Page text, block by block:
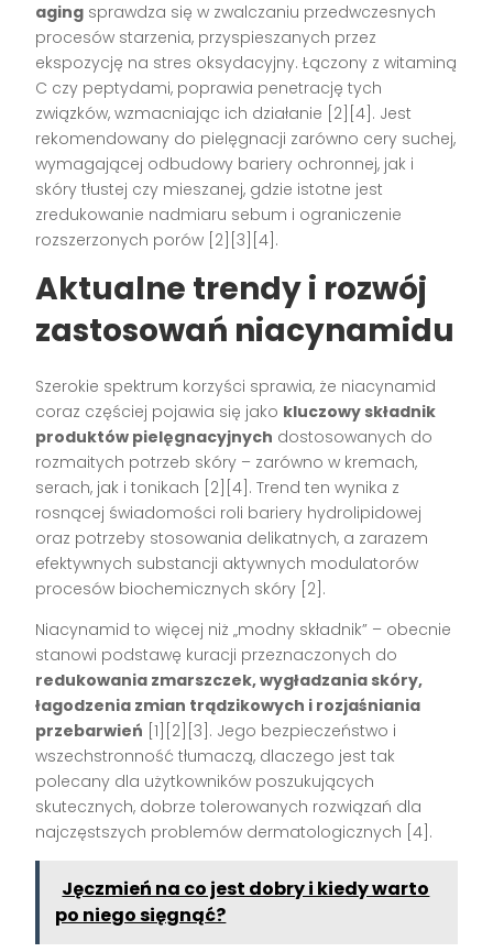
aging sprawdza się w zwalczaniu przedwczesnych
procesów starzenia, przyspieszanych przez
ekspozycję na stres oksydacyjny. Łączony z witaminą
C czy peptydami, poprawia penetrację tych
związków, wzmacniając ich działanie [2][4]. Jest
rekomendowany do pielęgnacji zarówno cery suchej,
wymagającej odbudowy bariery ochronnej, jak i
skóry tłustej czy mieszanej, gdzie istotne jest
zredukowanie nadmiaru sebum i ograniczenie
rozszerzonych porów [2][3][4].
Aktualne trendy i rozwój
zastosowań niacynamidu
Szerokie spektrum korzyści sprawia, że niacynamid
coraz częściej pojawia się jako kluczowy składnik
produktów pielęgnacyjnych dostosowanych do
rozmaitych potrzeb skóry – zarówno w kremach,
serach, jak i tonikach [2][4]. Trend ten wynika z
rosnącej świadomości roli bariery hydrolipidowej
oraz potrzeby stosowania delikatnych, a zarazem
efektywnych substancji aktywnych modulatorów
procesów biochemicznych skóry [2].
Niacynamid to więcej niż „modny składnik” – obecnie
stanowi podstawę kuracji przeznaczonych do
redukowania zmarszczek, wygładzania skóry,
łagodzenia zmian trądzikowych i rozjaśniania
przebarwień [1][2][3]. Jego bezpieczeństwo i
wszechstronność tłumaczą, dlaczego jest tak
polecany dla użytkowników poszukujących
skutecznych, dobrze tolerowanych rozwiązań dla
najczęstszych problemów dermatologicznych [4].
Jęczmień na co jest dobry i kiedy warto
po niego sięgnąć?